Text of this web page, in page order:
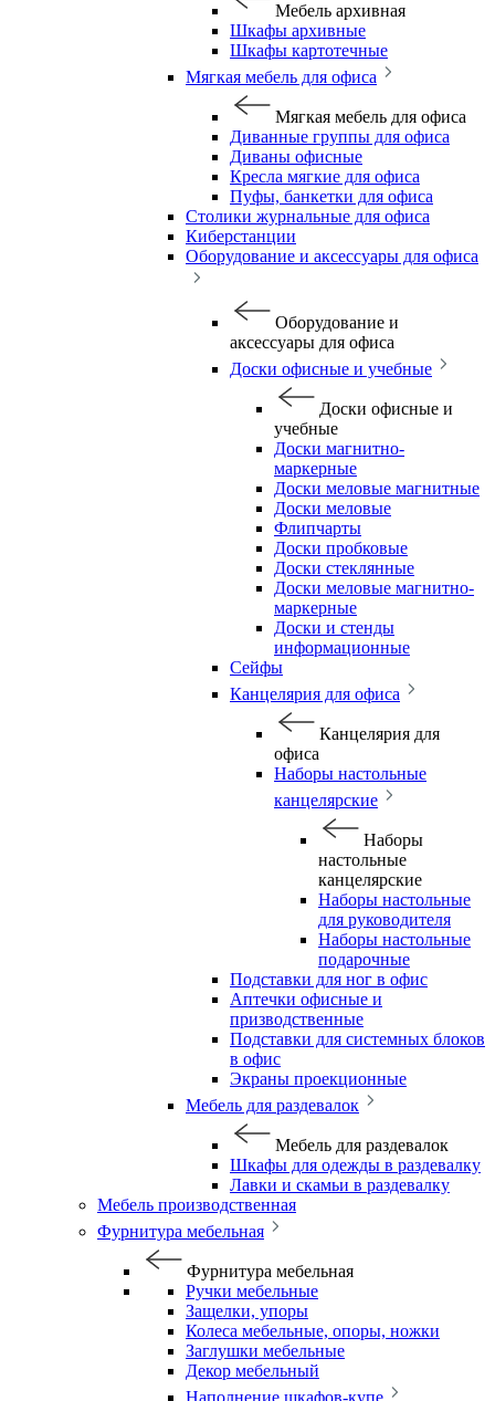
Мебель архивная
Шкафы архивные
Шкафы картотечные
Мягкая мебель для офиса
Мягкая мебель для офиса
Диванные группы для офиса
Диваны офисные
Кресла мягкие для офиса
Пуфы, банкетки для офиса
Столики журнальные для офиса
Киберстанции
Оборудование и аксессуары для офиса
Оборудование и
аксессуары для офиса
Доски офисные и учебные
Доски офисные и
учебные
Доски магнитно-
маркерные
Доски меловые магнитные
Доски меловые
Флипчарты
Доски пробковые
Доски стеклянные
Доски меловые магнитно-
маркерные
Доски и стенды
информационные
Сейфы
Канцелярия для офиса
Канцелярия для
офиса
Наборы настольные
канцелярские
Наборы
настольные
канцелярские
Наборы настольные
для руководителя
Наборы настольные
подарочные
Подставки для ног в офис
Аптечки офисные и
призводственные
Подставки для системных блоков
в офис
Экраны проекционные
Мебель для раздевалок
Мебель для раздевалок
Шкафы для одежды в раздевалку
Лавки и скамьи в раздевалку
Мебель производственная
Фурнитура мебельная
Фурнитура мебельная
Ручки мебельные
Защелки, упоры
Колеса мебельные, опоры, ножки
Заглушки мебельные
Декор мебельный
Наполнение шкафов-купе